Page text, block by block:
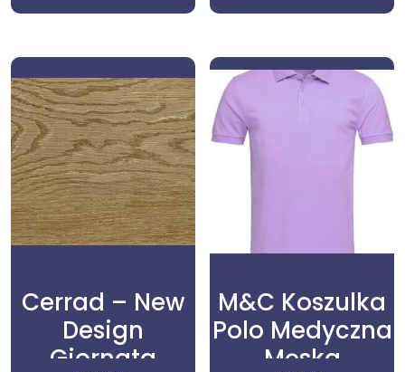
Cerrad – New
Design
Giornata
M&C Koszulka
Polo Medyczna
Męska